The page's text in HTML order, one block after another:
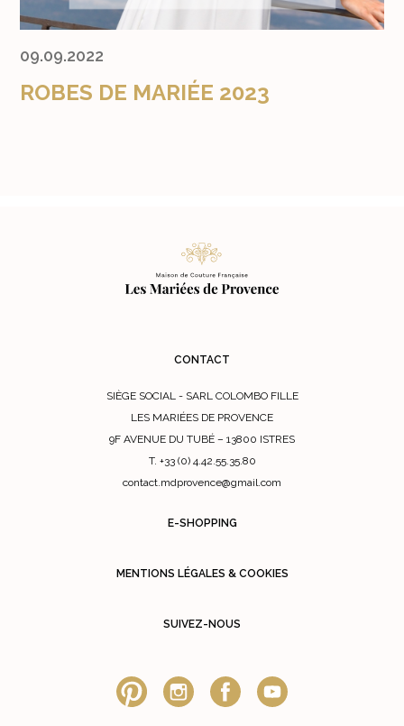
09.09.2022
ROBES DE MARIÉE 2023
CONTACT
SIÈGE SOCIAL - SARL COLOMBO FILLE
LES MARIÉES DE PROVENCE
9F AVENUE DU TUBÉ – 13800 ISTRES
T. +33 (0) 4.42.55.35.80
contact.mdprovence@gmail.com
E-SHOPPING
MENTIONS LÉGALES & COOKIES
SUIVEZ-NOUS